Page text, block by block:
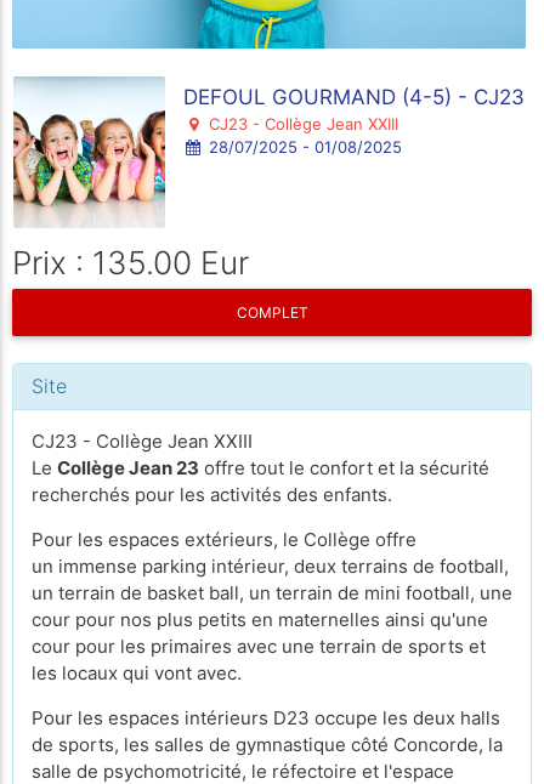
DEFOUL GOURMAND (4-5) - CJ23
CJ23 - Collège Jean XXIII
28/07/2025 - 01/08/2025
Prix : 135.00 Eur
COMPLET
Site
CJ23 - Collège Jean XXIII
Le Collège Jean 23 offre tout le confort et la sécurité
recherchés pour les activités des enfants.
Pour les espaces extérieurs, le Collège offre
un immense parking intérieur, deux terrains de football,
un terrain de basket ball, un terrain de mini football, une
cour pour nos plus petits en maternelles ainsi qu'une
cour pour les primaires avec une terrain de sports et
les locaux qui vont avec.
Pour les espaces intérieurs D23 occupe les deux halls
de sports, les salles de gymnastique côté Concorde, la
salle de psychomotricité, le réfectoire et l'espace